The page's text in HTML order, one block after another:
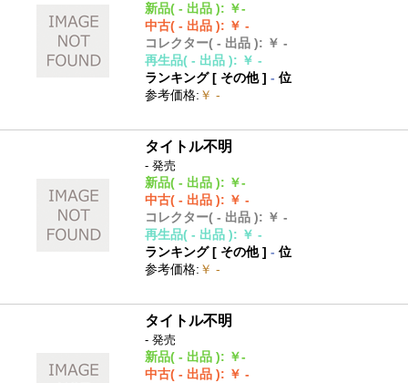
新品( - 出品 ): ￥-
中古( - 出品 ): ￥ -
コレクター( - 出品 ): ￥ -
再生品( - 出品 ): ￥ -
ランキング [ その他]- 位
参考価格: ￥ -
タイトル不明
- 発売
新品( - 出品 ): ￥-
中古( - 出品 ): ￥ -
コレクター( - 出品 ): ￥ -
再生品( - 出品 ): ￥ -
ランキング [ その他]- 位
参考価格: ￥ -
タイトル不明
- 発売
新品( - 出品 ): ￥-
中古( - 出品 ): ￥ -